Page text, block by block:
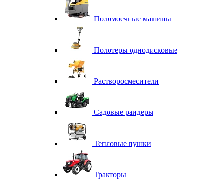
Поломоечные машины
Полотеры однодисковые
Растворосмесители
Садовые райдеры
Тепловые пушки
Тракторы